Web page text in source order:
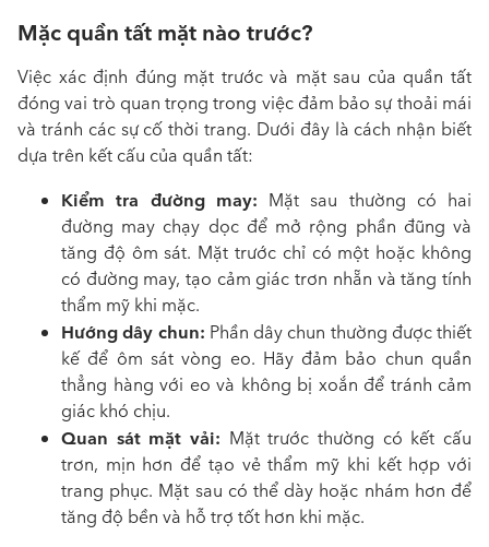
Mặc quần tất mặt nào trước?
Việc xác định đúng mặt trước và mặt sau của quần tất
đóng vai trò quan trọng trong việc đảm bảo sự thoải mái
và tránh các sự cố thời trang. Dưới đây là cách nhận biết
dựa trên kết cấu của quần tất:
Kiểm tra đường may: Mặt sau thường có hai
đường may chạy dọc để mở rộng phần đũng và
tăng độ ôm sát. Mặt trước chỉ có một hoặc không
có đường may, tạo cảm giác trơn nhẵn và tăng tính
thẩm mỹ khi mặc.
Hướng dây chun: Phần dây chun thường được thiết
kế để ôm sát vòng eo. Hãy đảm bảo chun quần
thẳng hàng với eo và không bị xoắn để tránh cảm
giác khó chịu.
Quan sát mặt vải: Mặt trước thường có kết cấu
trơn, mịn hơn để tạo vẻ thẩm mỹ khi kết hợp với
trang phục. Mặt sau có thể dày hoặc nhám hơn để
tăng độ bền và hỗ trợ tốt hơn khi mặc.